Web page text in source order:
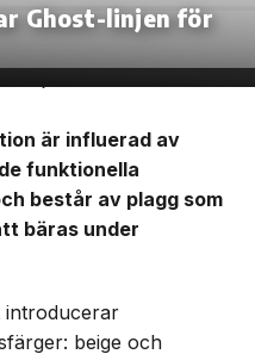
Ghost-linjen för
är influerad av
funktionella
består av plagg som
bäras under
introducerar
beige och